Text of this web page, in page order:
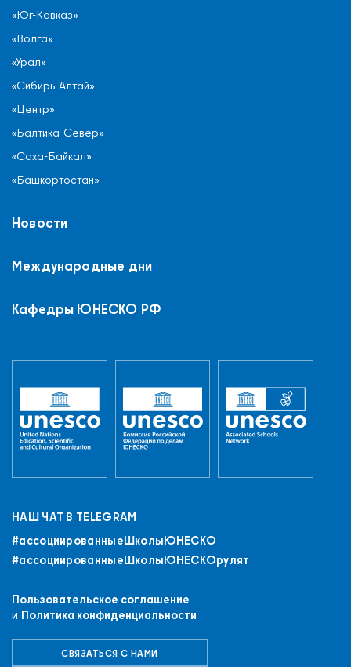
«Юг-Кавказ»
«Волга»
«Урал»
«Сибирь-Алтай»
«Центр»
«Балтика-Север»
«Саха-Байкал»
«Башкортостан»
Новости
Международные дни
Кафедры ЮНЕСКО РФ
НАШ ЧАТ В TELEGRAM
#ассоциированныеШколыЮНЕСКO
#ассоциированныеШколыЮНЕСКОрулят
Пользовательское соглашение
и Политика конфиденциальности
СВЯЗАТЬСЯ С НАМИ